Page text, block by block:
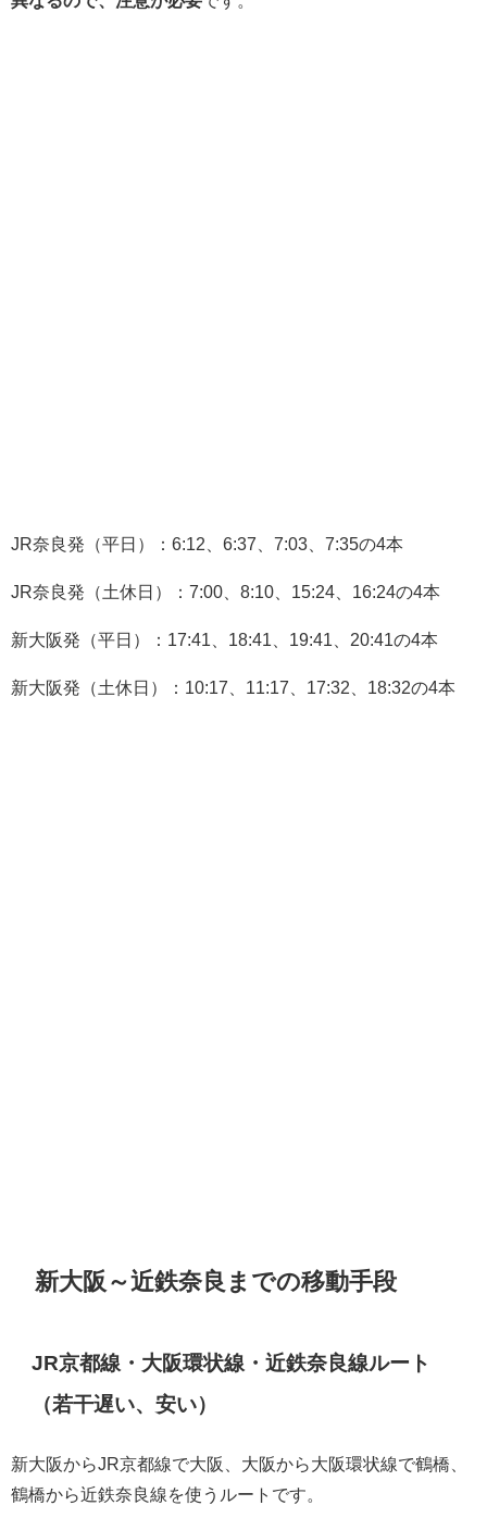
JR奈良発（平日）：6:12、6:37、7:03、7:35の4本
JR奈良発（土休日）：7:00、8:10、15:24、16:24の4本
新大阪発（平日）：17:41、18:41、19:41、20:41の4本
新大阪発（土休日）：10:17、11:17、17:32、18:32の4本
新大阪～近鉄奈良までの移動手段
JR京都線・大阪環状線・近鉄奈良線ルート
（若干遅い、安い）
新大阪からJR京都線で大阪、大阪から大阪環状線で鶴橋、
鶴橋から近鉄奈良線を使うルートです。